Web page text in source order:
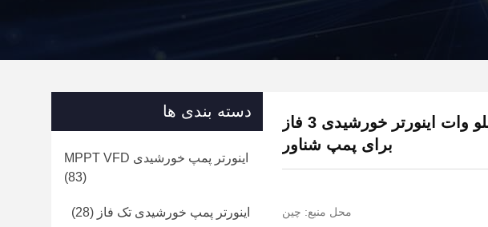
پمپ خورشیدی IP54 7.5 کیلو وات اینورتر خورشیدی 3 فاز
برای پمپ شناور
محل منبع: چین
دسته بندی ها
اینورتر پمپ خورشیدی MPPT VFD
(83)
اینورتر پمپ خورشیدی تک فاز (28)